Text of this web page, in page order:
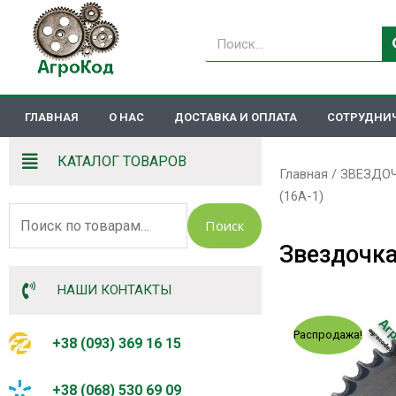
Перейти
содержимому
Поиск
ГЛАВНАЯ О НАС ДОСТАВКА И ОПЛАТА
КАТАЛОГ ТОВАРОВ
Поиск
НАШИ КОНТАКТЫ
+38 (093) 369 16 15
+38 (068) 530 69 09
Главная /
(16А-1)
Распродажа!